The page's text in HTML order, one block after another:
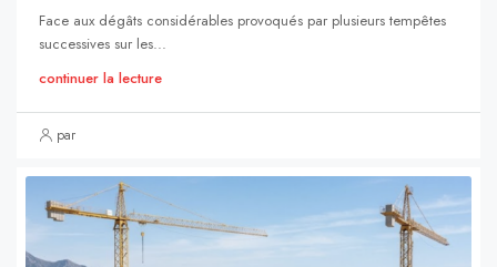
Face aux dégâts considérables provoqués par plusieurs tempêtes
successives sur les...
continuer la lecture
par